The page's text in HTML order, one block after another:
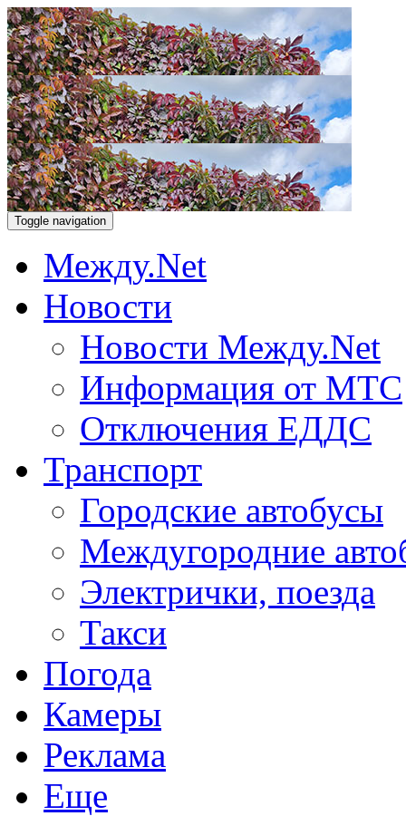
Toggle navigation
Между.Net
Новости
Новости Между.Net
Информация от МТС
Отключения ЕДДС
Транспорт
Городские автобусы
Междугородние
Электрички, поезда
Такси
Погода
Камеры
Реклама
Еще